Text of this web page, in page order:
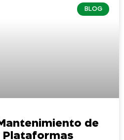
BLOG
de
Plataformas